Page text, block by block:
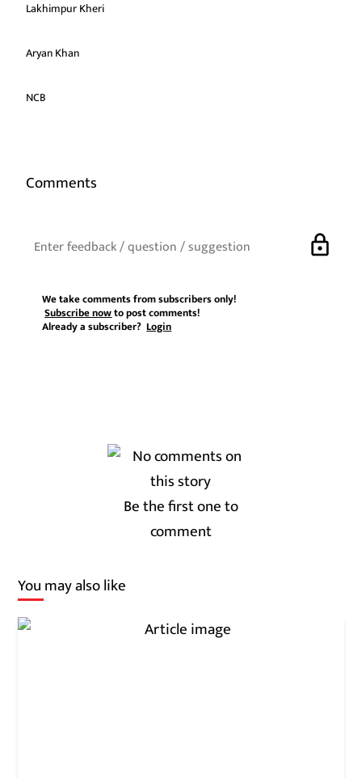
Lakhimpur Kheri
Aryan Khan
NCB
Comments
lock
We take comments from subscribers only!
Subscribe nowto post comments!
Already a subscriber?Login
Be the first one to
comment
You may also like